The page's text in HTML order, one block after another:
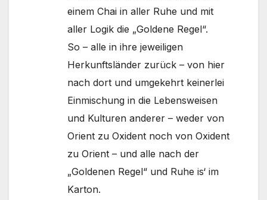
einem Chai in aller Ruhe und mit
aller Logik die „Goldene Regel“.
So – alle in ihre jeweiligen
Herkunftsländer zurück – von hier
nach dort und umgekehrt keinerlei
Einmischung in die Lebensweisen
und Kulturen anderer – weder von
Orient zu Oxident noch von Oxident
zu Orient – und alle nach der
„Goldenen Regel“ und Ruhe is‘ im
Karton.